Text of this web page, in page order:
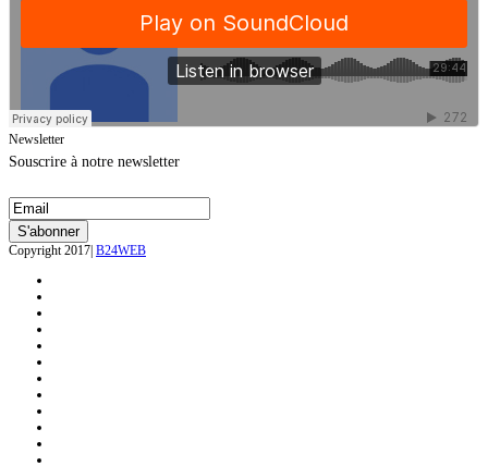
Newsletter
Souscrire à notre newsletter
Copyright 2017| B24WEB